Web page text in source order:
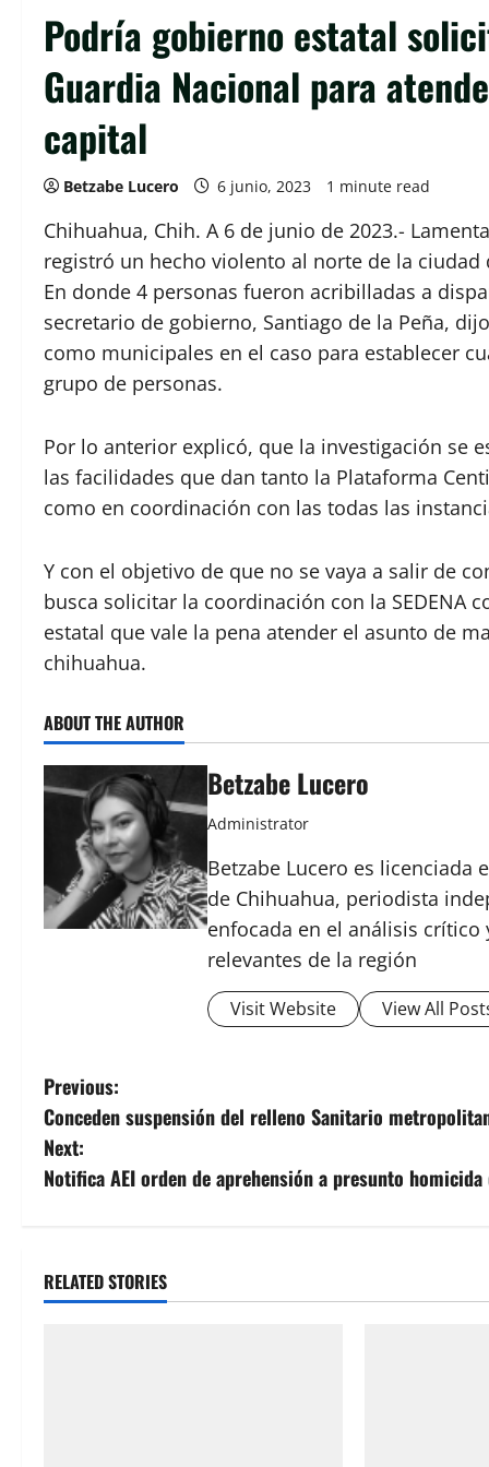
Podría gobierno estatal
Guardia Nacional para
capital
Betzabe Lucero 6 junio, 2023 1 minute read
Chihuahua, Chih. A 6 de junio de 2023.-
registró un hecho violento al norte de la
En donde 4 personas fueron acribilladas a
secretario de gobierno, Santiago de la Peña,
como municipales en el caso para establecer
grupo de personas.
Por lo anterior explicó, que la investigación se
las facilidades que dan tanto la Plataforma
como en coordinación con las todas las
Y con el objetivo de que no se vaya a salir de
busca solicitar la coordinación con la SEDENA
estatal que vale la pena atender el asunto de
chihuahua.
ABOUT THE AUTHOR
Betzabe Lucero
Administrator
Betzabe Lucero es licenciada
de Chihuahua, periodista
enfocada en el análisis
relevantes de la región
Visit Website View All
P
o
s
n
Previous:
Conceden suspensión del relleno Sanitario
Next:
Notifica AEI orden de aprehensión a presunto
RELATED STORIES